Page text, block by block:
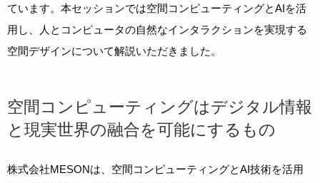
ています。本セッションでは空間コンピューティングとAIを活
用し、人とコンピュータの自然なインタラクションを実現する
空間デザインについて解説いただきました。
空間コンピューティングはデジタル情報
と現実世界の融合を可能にするもの
株式会社MESONは、空間コンピューティングとAI技術を活用